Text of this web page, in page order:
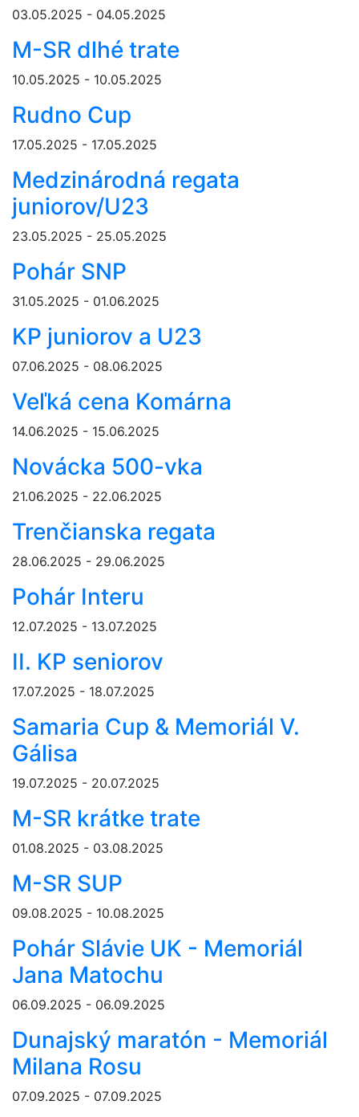
03.05.2025 - 04.05.2025
M-SR dlhé trate
10.05.2025 - 10.05.2025
Rudno Cup
17.05.2025 - 17.05.2025
Medzinárodná regata
juniorov/U23
23.05.2025 - 25.05.2025
Pohár SNP
31.05.2025 - 01.06.2025
KP juniorov a U23
07.06.2025 - 08.06.2025
Veľká cena Komárna
14.06.2025 - 15.06.2025
Novácka 500-vka
21.06.2025 - 22.06.2025
Trenčianska regata
28.06.2025 - 29.06.2025
Pohár Interu
12.07.2025 - 13.07.2025
II. KP seniorov
17.07.2025 - 18.07.2025
Samaria Cup & Memoriál V.
Gálisa
19.07.2025 - 20.07.2025
M-SR krátke trate
01.08.2025 - 03.08.2025
M-SR SUP
09.08.2025 - 10.08.2025
Pohár Slávie UK - Memoriál
Jana Matochu
06.09.2025 - 06.09.2025
Dunajský maratón - Memoriál
Milana Rosu
07.09.2025 - 07.09.2025